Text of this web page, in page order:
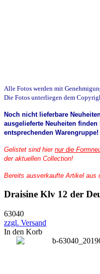
Alle Fotos werden mit
Die Fotos unterliegen dem
Noch nicht lieferbare
ausgelieferte Neuheiten
entsprechenden Warengruppe!
Gelistet sind hier nur die
der aktuellen Collection!
Bereits ausverkaufte Artikel aus
Draisine Klv 12 der
63040
zzgl. Versand
In den Korb